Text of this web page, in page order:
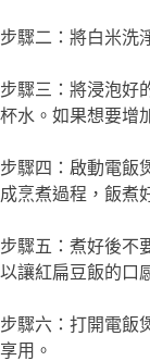
步驟二：將白米洗
步驟三：將浸泡好
杯水。如果想要增
步驟四：啟動電飯
成烹煮過程，飯煮
步驟五：煮好後不
以讓紅扁豆飯的口
步驟六：打開電飯
享用。